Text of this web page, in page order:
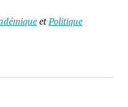
etPolitique